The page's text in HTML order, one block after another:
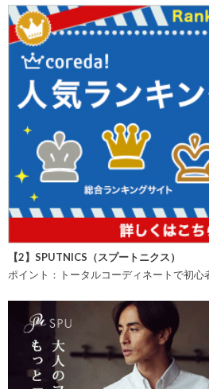
【2】SPUTNICS（スプートニクス）
ポイント：トータルコーディネートで初心